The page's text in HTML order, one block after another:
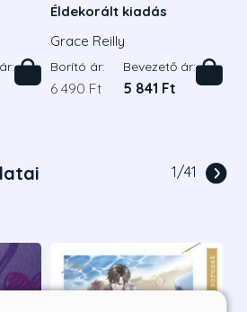
Éldekorált kiadás
Grace Reilly
Borító ár:
6 490 Ft
Bevezető ár:
5 841 Ft
1/41